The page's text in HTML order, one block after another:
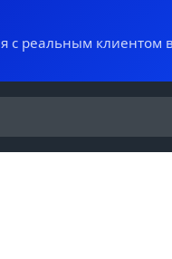
с реальным клиентом